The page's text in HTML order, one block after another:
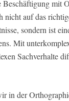
mit
nicht auf das
sondern ist
Mit
Sachverhalte
in der